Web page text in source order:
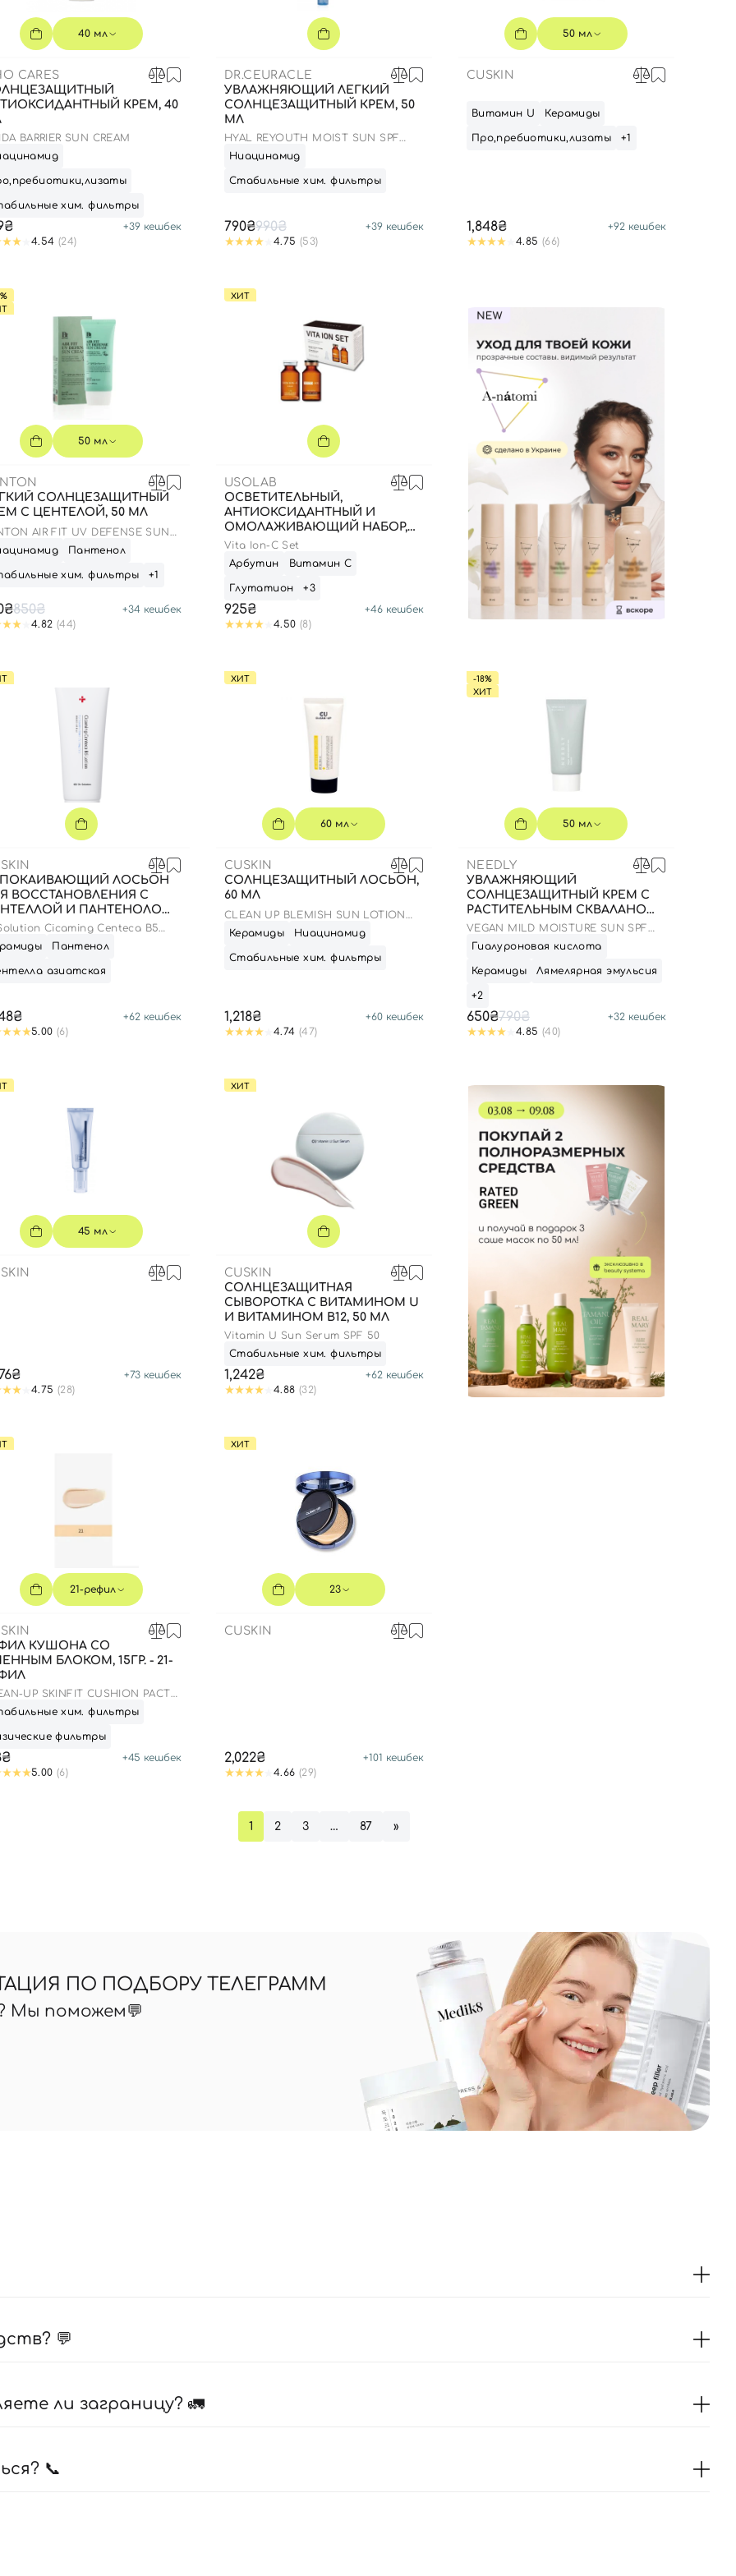
СПФ защита для детей
Для зоны век
40 мл
CARES
КРЕМ, 40
BARRIER SUN CREAM
хим. фильтры
+39кешбек
4.54 (24)
DR.CEURACLE
УВЛАЖНЯЮЩИЙ ЛЕГКИЙ
СОЛНЦЕЗАЩИТНЫЙ КРЕМ, 50
МЛ
HYAL REYOUTH MOIST SUN SPF
50/PA++++
Ниацинамид
Стабильные хим. фильтры
790₴990₴ +39кешбек
4.75 (53)
50 мл
CUSKIN
Витамин U Керамиды
Про,пребиотики,лизаты +1
1,848₴ +92кешбек
4.85 (66)
50 мл
СОЛНЦЕЗАЩИТНЫЙ
С ЦЕНТЕЛОЙ, 50 МЛ
AIR FIT UV DEFENSE SUN
SPF50
Пантенол
хим. фильтры +1
850₴ +34 кешбек
4.82 (44)
ХИТ
USOLAB
ОСВЕТИТЕЛЬНЫЙ,
АНТИОКСИДАНТНЫЙ И
ОМОЛАЖИВАЮЩИЙ НАБОР,
20 МЛ + 1,5 Г
Vita Ion-C Set
Арбутин
Витамин С
Глутатион +3
925₴ +46кешбек
4.50 (8)
ЛОСЬОН
ВОССТАНОВЛЕНИЯ С
И ПАНТЕНОЛОМ,
МЛ
Cicaming Centeca B5
Пантенол
азиатская
+62кешбек
5.00 (6)
ХИТ
60 мл
CUSKIN
СОЛНЦЕЗАЩИТНЫЙ ЛОСЬОН,
60 МЛ
CLEAN UP BLEMISH SUN LOTION
SPF 50+ PA++++
Керамиды Ниацинамид
Стабильные хим. фильтры
1,218₴ +60кешбек
4.74 (47)
-18%
ХИТ
50 мл
NEEDLY
УВЛАЖНЯЮЩИЙ
СОЛНЦЕЗАЩИТНЫЙ КРЕМ С
РАСТИТЕЛЬНЫМ СКВАЛАНОМ,
50 МЛ
VEGAN MILD MOISTURE SUN SPF
50+ PA++++
Гиалуроновая кислота
Керамиды Лямелярная эмульсия
+2
650₴790₴ +32кешбек
4.85 (40)
45 мл
+73кешбек
4.75 (28)
ХИТ
CUSKIN
СОЛНЦЕЗАЩИТНАЯ
СЫВОРОТКА С ВИТАМИНОМ U
И ВИТАМИНОМ В12, 50 МЛ
Vitamin U Sun Serum SPF 50
Стабильные хим. фильтры
1,242₴ +62кешбек
4.88 (32)
21-рефил
КУШОНА СО
БЛОКОМ, 15ГР. - 21-
UP SKINFIT CUSHION PACT
50+/PA+++)
хим. фильтры
фильтры
+45 кешбек
5.00 (6)
ХИТ
23
CUSKIN
2,022₴ +101 кешбек
4.66 (29)
1 2 3 … 87 »
ПО ПОДБОРУ ТЕЛЕГРАММ
Мы поможем💬
💬
ли заграницу? 🚛
📞
Регистрация
Отправляя форму для авторизации/регистрации, вы